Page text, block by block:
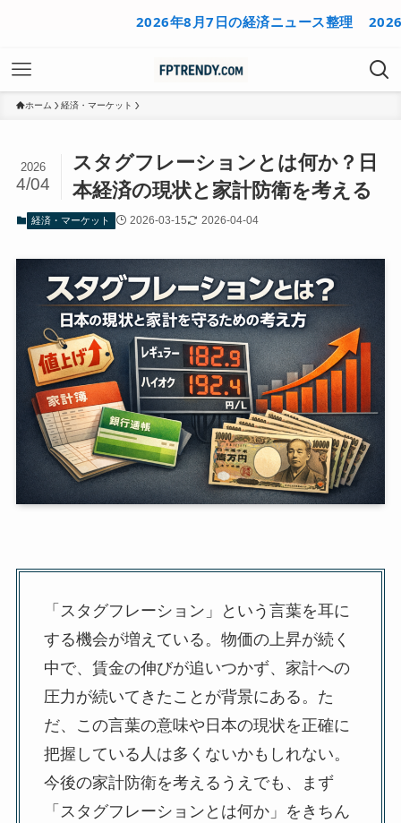
2026年8月7日の経済ニュース整理 2026年8月5
ホーム 経済・マーケット
スタグフレーションとは何か？日
本経済の現状と家計防衛を考える
2026
4/04
経済・マーケット 2026-03-15 2026-04-04
「スタグフレーション」という言葉を耳に
する機会が増えている。物価の上昇が続く
中で、賃金の伸びが追いつかず、家計への
圧力が続いてきたことが背景にある。た
だ、この言葉の意味や日本の現状を正確に
把握している人は多くないかもしれない。
今後の家計防衛を考えるうえでも、まず
「スタグフレーションとは何か」をきちん